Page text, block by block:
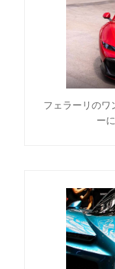
フェラーリのワ
ー